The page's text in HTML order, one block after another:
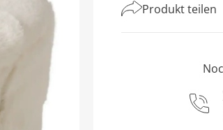
Produkt teilen